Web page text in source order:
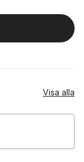
Visa alla